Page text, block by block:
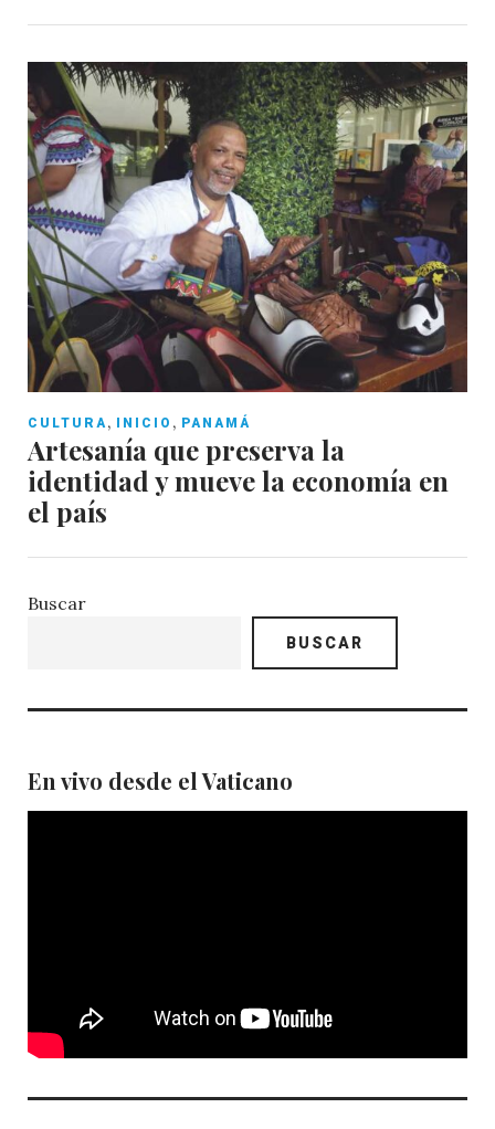
CULTURA , INICIO , PANAMÁ
Artesanía que preserva la
identidad y mueve la economía en
el país
Buscar
BUSCAR
En vivo desde el Vaticano